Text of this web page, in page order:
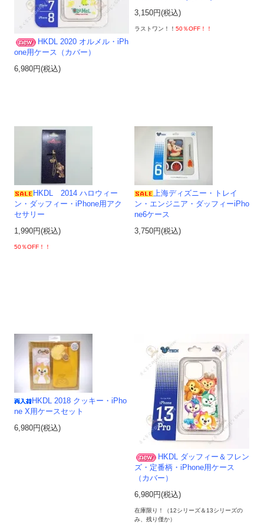
HKDL 2020 オルメル・iPh
one用ケース（カバー）
6,980円(税込)
3,150円(税込)
ラストワン！！50％OFF！！
HKDL 2014 ハロウィー
ン・ダッフィー・iPhone用アク
セサリー
1,990円(税込)
50％OFF！！
上海ディズニー・トレイ
ン・エンジニア・ダッフィーiPho
ne6ケース
3,750円(税込)
HKDL 2018 クッキー・iPho
ne X用ケースセット
6,980円(税込)
HKDL ダッフィー＆フレン
ズ・定番柄・iPhone用ケース
（カバー）
6,980円(税込)
在庫限り！（12シリーズ＆13シリーズの
み、残り僅か）